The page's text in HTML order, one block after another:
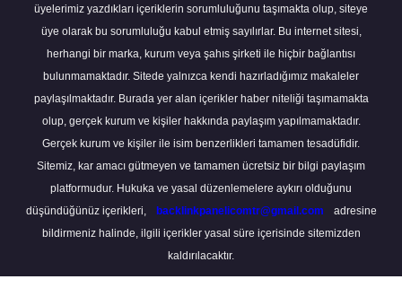
üyelerimiz yazdıkları içeriklerin sorumluluğunu taşımakta olup, siteye
üye olarak bu sorumluluğu kabul etmiş sayılırlar. Bu internet sitesi,
herhangi bir marka, kurum veya şahıs şirketi ile hiçbir bağlantısı
bulunmamaktadır. Sitede yalnızca kendi hazırladığımız makaleler
paylaşılmaktadır. Burada yer alan içerikler haber niteliği taşımamakta
olup, gerçek kurum ve kişiler hakkında paylaşım yapılmamaktadır.
Gerçek kurum ve kişiler ile isim benzerlikleri tamamen tesadüfidir.
Sitemiz, kar amacı gütmeyen ve tamamen ücretsiz bir bilgi paylaşım
platformudur. Hukuka ve yasal düzenlemelere aykırı olduğunu
düşündüğünüz içerikleri,
backlinkpanelicomtr@gmail.com
adresine
bildirmeniz halinde, ilgili içerikler yasal süre içerisinde sitemizden
kaldırılacaktır.